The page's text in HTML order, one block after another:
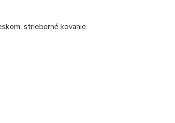
strieborné kovanie.